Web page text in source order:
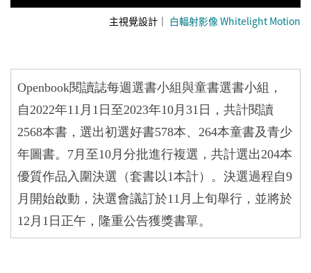
​主視覺設計｜ 白輻射影像 Whitelight Motion
Openbook閱讀誌每週選書小組與童書選書小組，
自2022年11 月 1 日至2023年10月 31 日，共計閱讀
2568本書，選出初選好書578本、 264本童書及青少
年圖書。 7月至10月分批進行複選，共計選出204本
優質作品入圍決選（套書以1本計）。決選過程自9
月開始啟動，決選會議訂於11 月上旬舉行，並將於
12 月 1 日正午，隆重公告獲獎書單。